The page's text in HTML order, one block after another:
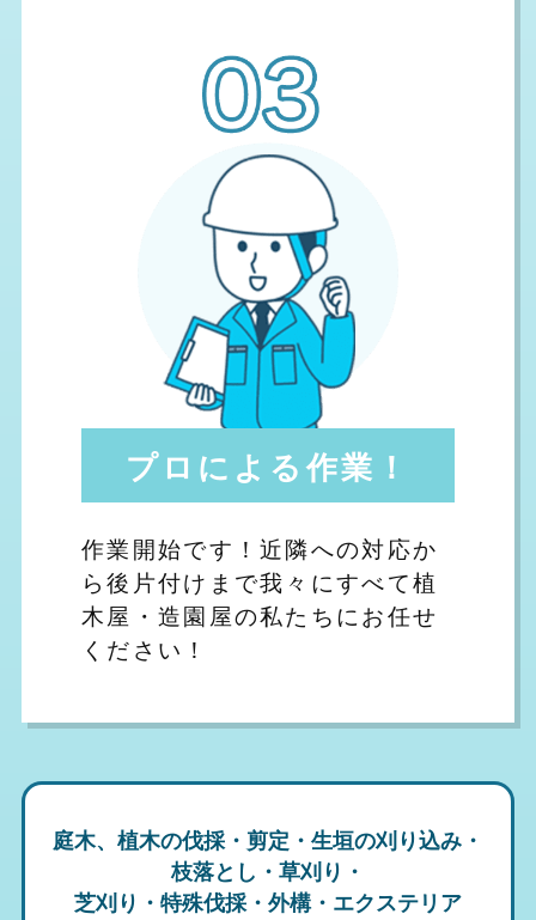
プロによる作業！
作業開始です！近隣への対応か
ら後片付けまで我々にすべて植
木屋・造園屋の私たちにお任せ
ください！
庭木、植木の伐採・剪定・生垣の刈り込み・
枝落とし・草刈り・
芝刈り・特殊伐採・外構・エクステリア